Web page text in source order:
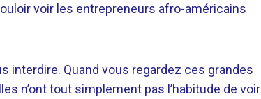
voir les entrepreneurs afro-américains
interdire. Quand vous regardez ces grandes
n’ont tout simplement pas l’habitude de voir